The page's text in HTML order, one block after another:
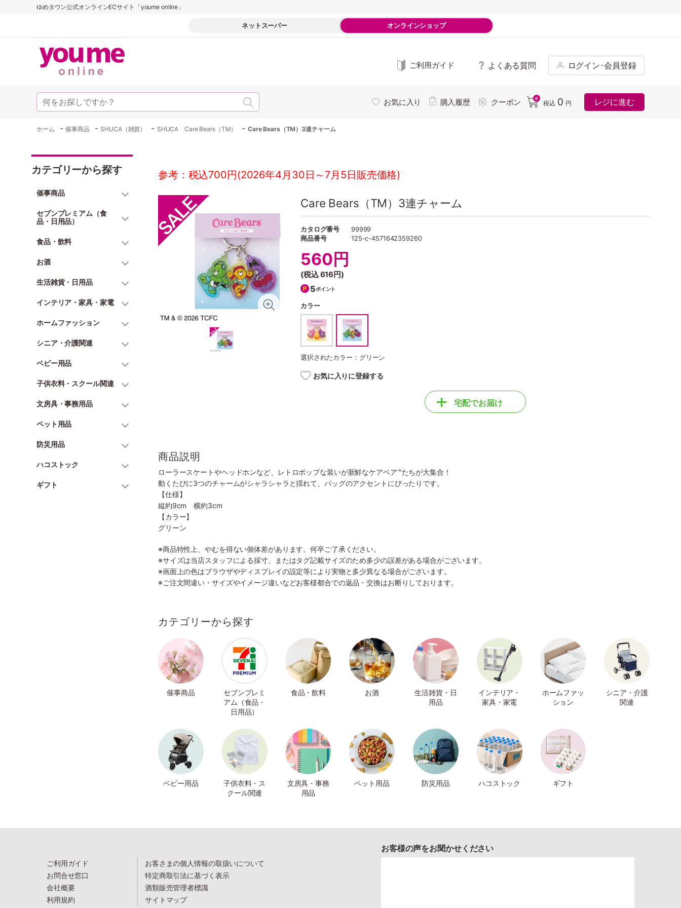
ゆめタウン公式オンラインECサイト「youme online」
ネットスーパー オンラインショップ
ご利用ガイド よくある質問 ログイン･会員登録
お気に入り 購入履歴 クーポン 0
税込 0 円 レジに進む
ホーム -催事商品 - SHUCA（雑貨） - SHUCA Care Bears（TM） - Care Bears（TM）3連チャーム
カテゴリーから探す
催事商品
セブンプレミアム（食
品・日用品）
食品・飲料
お酒
生活雑貨・日用品
インテリア・家具・家電
ホームファッション
シニア・介護関連
ベビー用品
子供衣料・スクール関連
文房具・事務用品
ペット用品
防災用品
ハコストック
ギフト
参考：税込700円(2026年4月30日～7月5日販売価格)
Care Bears（TM）3連チャーム
カタログ番号
99999
商品番号
125-c-4571642359260
560円
(税込616円)
5ポイント
カラー
選択されたカラー：グリーン
お気に入りに登録する
宅配でお届け
商品説明
ローラースケートやヘッドホンなど、レトロポップな装いが新鮮なケアベア™たちが大集合！
動くたびに3つのチャームがシャラシャラと揺れて、バッグのアクセントにぴったりです。
【仕様】
縦約9cm 横約3cm
【カラー】
グリーン
※商品特性上、やむを得ない個体差があります。何卒ご了承ください。
※サイズは当店スタッフによる採寸、またはタグ記載サイズのため多少の誤差がある場合がございます。
※画面上の色はブラウザやディスプレイの設定等により実物と多少異なる場合がございます。
※ご注文間違い・サイズやイメージ違いなどお客様都合での返品・交換はお断りしております。
カテゴリーから探す
催事商品
セブンプレミ
アム（食品・
日用品）
食品・飲料 お酒
生活雑貨・日
用品
インテリア・
家具・家電
ホームファッ
ション
シニア・介護
関連
ベビー用品
子供衣料・ス
クール関連
文房具・事務
用品
ペット用品 防災用品 ハコストック ギフト
ご利用ガイド
お問合せ窓口
会社概要
利用規約
お客さまの個人情報の取扱いについて
特定商取引法に基づく表示
酒類販売管理者標識
サイトマップ
お客様の声をお聞かせください